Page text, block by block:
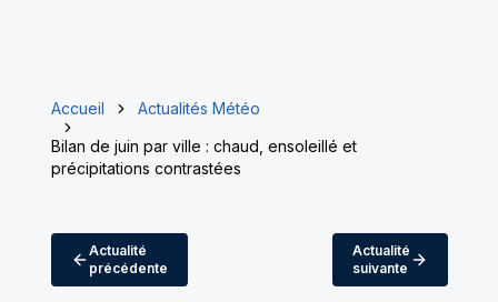
Accueil
Actualités Météo
Bilan de juin par ville : chaud, ensoleillé et
précipitations contrastées
Actualité
précédente
Actualité
suivante